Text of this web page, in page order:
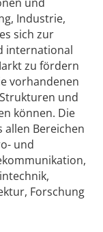
Industrie,
sich zur
international
zu fördern
vorhandenen
und
können. Die
Bereichen
und
Forschung